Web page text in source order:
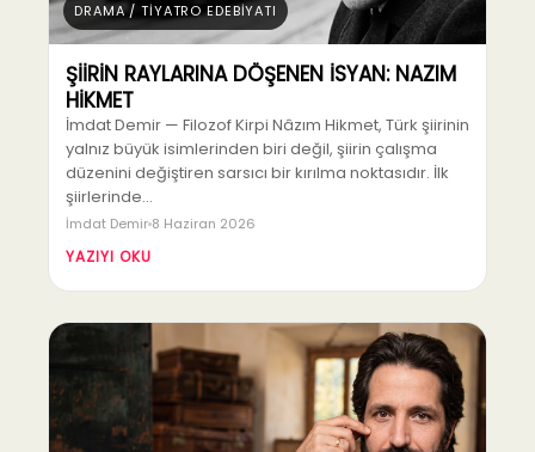
DRAMA / TİYATRO EDEBİYATI
ŞİİRİN RAYLARINA DÖŞENEN İSYAN: NAZIM
HİKMET
İmdat Demir — Filozof Kirpi Nâzım Hikmet, Türk şiirinin
yalnız büyük isimlerinden biri değil, şiirin çalışma
düzenini değiştiren sarsıcı bir kırılma noktasıdır. İlk
şiirlerinde…
İmdat Demir 8 Haziran 2026
YAZIYI OKU